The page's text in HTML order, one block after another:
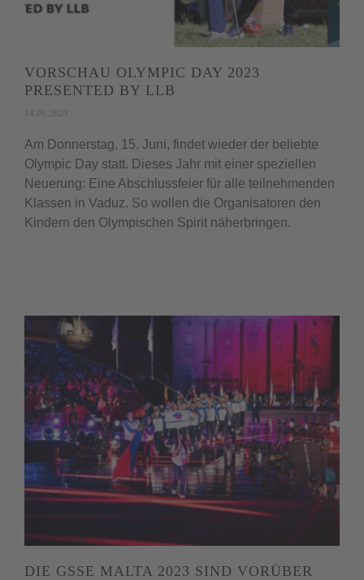
VORSCHAU OLYMPIC DAY 2023
PRESENTED BY LLB
14.06.2023
Am Donnerstag, 15. Juni, findet wieder der beliebte
Olympic Day statt. Dieses Jahr mit einer speziellen
Neuerung: Eine Abschlussfeier für alle teilnehmenden
Klassen in Vaduz. So wollen die Organisatoren den
Kindern den Olympischen Spirit näherbringen.
DIE GSSE MALTA 2023 SIND VORÜBER